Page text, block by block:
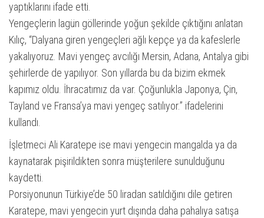
yaptıklarını ifade etti.
Yengeçlerin lagün göllerinde yoğun şekilde çıktığını anlatan
Kılıç, “Dalyana giren yengeçleri ağlı kepçe ya da kafeslerle
yakalıyoruz. Mavi yengeç avcılığı Mersin, Adana, Antalya gibi
şehirlerde de yapılıyor. Son yıllarda bu da bizim ekmek
kapımız oldu. İhracatımız da var. Çoğunlukla Japonya, Çin,
Tayland ve Fransa’ya mavi yengeç satılıyor.” ifadelerini
kullandı.
İşletmeci Ali Karatepe ise mavi yengecin mangalda ya da
kaynatarak pişirildikten sonra müşterilere sunulduğunu
kaydetti.
Porsiyonunun Türkiye’de 50 liradan satıldığını dile getiren
Karatepe, mavi yengecin yurt dışında daha pahalıya satışa